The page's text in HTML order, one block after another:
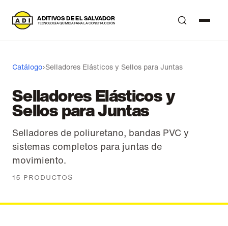
A DITIVOS DE EL SALVADOR
T ECNOLOGÍA QUÍMICA PARA LA CONSTRUCCIÓN
Catálogo›Selladores Elásticos y Sellos para Juntas
Selladores Elásticos y
Sellos para Juntas
Selladores de poliuretano, bandas PVC y
sistemas completos para juntas de
movimiento.
15 PRODUCTOS